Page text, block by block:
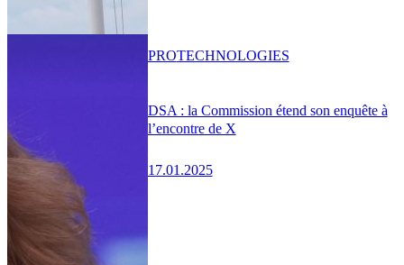
DSA : la Commission étend son enquête à
l’encontre de X
17.01.2025
PROTECHNOLOGIES